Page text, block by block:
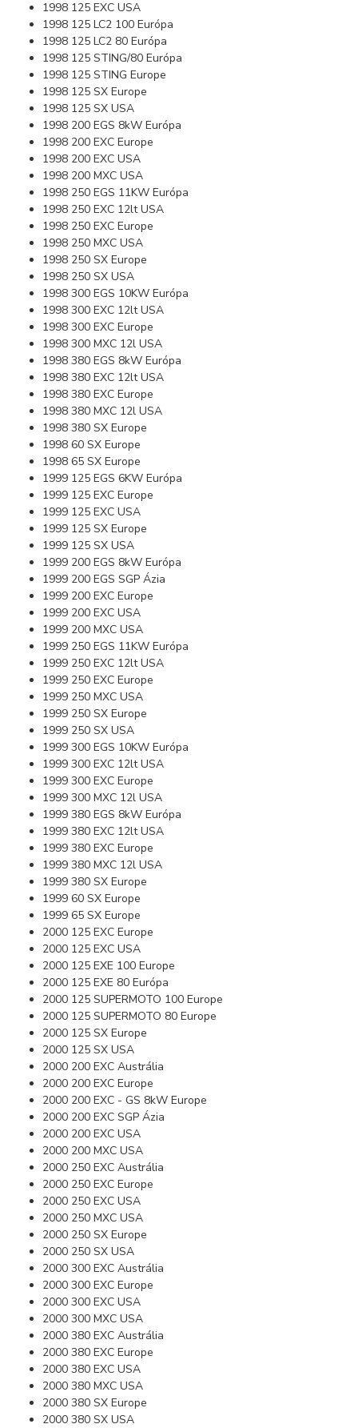
1998 125 EXC USA
1998 125 LC2 100 Európa
1998 125 LC2 80 Európa
1998 125 STING/80 Európa
1998 125 STING Europe
1998 125 SX Europe
1998 125 SX USA
1998 200 EGS 8kW Európa
1998 200 EXC Europe
1998 200 EXC USA
1998 200 MXC USA
1998 250 EGS 11KW Európa
1998 250 EXC 12lt USA
1998 250 EXC Europe
1998 250 MXC USA
1998 250 SX Europe
1998 250 SX USA
1998 300 EGS 10KW Európa
1998 300 EXC 12lt USA
1998 300 EXC Europe
1998 300 MXC 12l USA
1998 380 EGS 8kW Európa
1998 380 EXC 12lt USA
1998 380 EXC Europe
1998 380 MXC 12l USA
1998 380 SX Europe
1998 60 SX Europe
1998 65 SX Europe
1999 125 EGS 6KW Európa
1999 125 EXC Europe
1999 125 EXC USA
1999 125 SX Europe
1999 125 SX USA
1999 200 EGS 8kW Európa
1999 200 EGS SGP Ázia
1999 200 EXC Europe
1999 200 EXC USA
1999 200 MXC USA
1999 250 EGS 11KW Európa
1999 250 EXC 12lt USA
1999 250 EXC Europe
1999 250 MXC USA
1999 250 SX Europe
1999 250 SX USA
1999 300 EGS 10KW Európa
1999 300 EXC 12lt USA
1999 300 EXC Europe
1999 300 MXC 12l USA
1999 380 EGS 8kW Európa
1999 380 EXC 12lt USA
1999 380 EXC Europe
1999 380 MXC 12l USA
1999 380 SX Europe
1999 60 SX Europe
1999 65 SX Europe
2000 125 EXC Europe
2000 125 EXC USA
2000 125 EXE 100 Europe
2000 125 EXE 80 Európa
2000 125 SUPERMOTO 100 Europe
2000 125 SUPERMOTO 80 Europe
2000 125 SX Europe
2000 125 SX USA
2000 200 EXC Austrália
2000 200 EXC Europe
2000 200 EXC - GS 8kW Europe
2000 200 EXC SGP Ázia
2000 200 EXC USA
2000 200 MXC USA
2000 250 EXC Austrália
2000 250 EXC Europe
2000 250 EXC USA
2000 250 MXC USA
2000 250 SX Europe
2000 250 SX USA
2000 300 EXC Austrália
2000 300 EXC Europe
2000 300 EXC USA
2000 300 MXC USA
2000 380 EXC Austrália
2000 380 EXC Europe
2000 380 EXC USA
2000 380 MXC USA
2000 380 SX Europe
2000 380 SX USA